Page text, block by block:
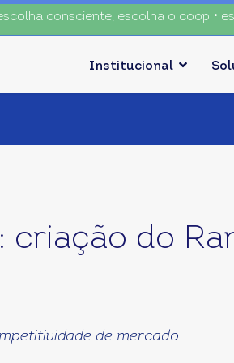
consciente, escolha o coop •
Institucional
do
de mercado